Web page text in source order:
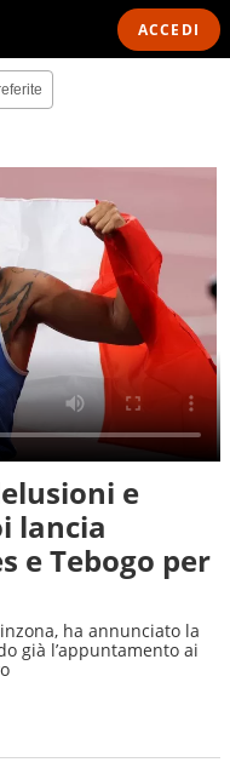
ACCEDI
e
lancia
e Tebogo per
ha annunciato la
già l’appuntamento ai